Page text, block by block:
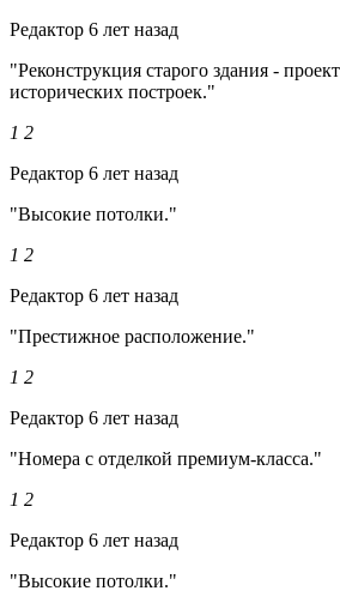
Редактор 6 лет назад
"Реконструкция старого здания -
исторических построек."
1 2
Редактор 6 лет назад
"Высокие потолки."
1 2
Редактор 6 лет назад
"Престижное расположение."
1 2
Редактор 6 лет назад
"Номера с отделкой премиум-класса."
1 2
Редактор 6 лет назад
"Высокие потолки."